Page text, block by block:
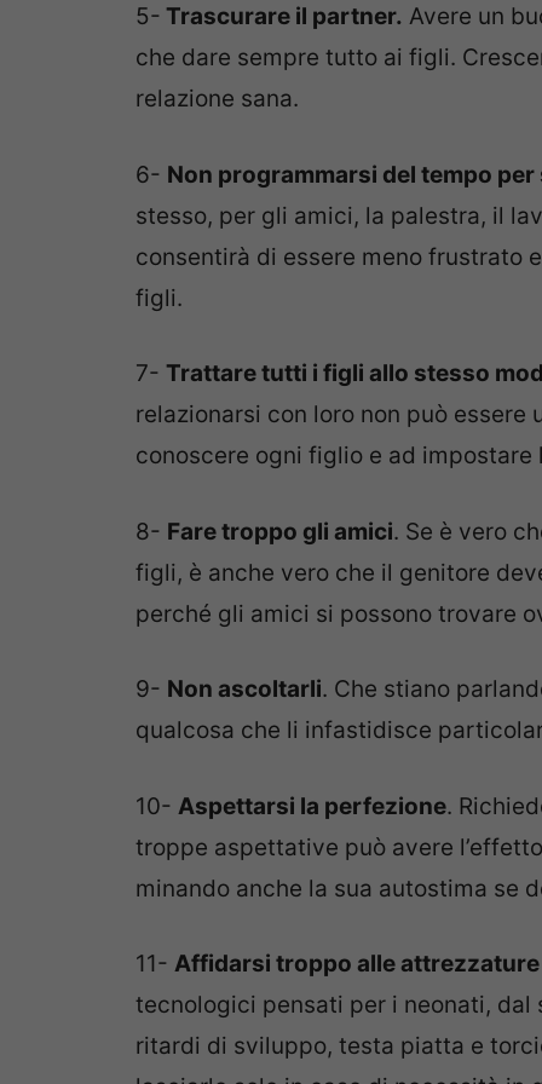
5- Trascurare il partner. Avere un
che dare sempre tutto ai figli.
relazione sana.
6- Non programmarsi del tempo per
stesso, per gli amici, la palestra, il
consentirà di essere meno frustrato
figli.
7- Trattare tutti i figli allo stesso
relazionarsi con loro non può essere
conoscere ogni figlio e ad
8- Fare troppo gli amici. Se è vero
figli, è anche vero che il genitore
perché gli amici si possono trovare
9- Non ascoltarli. Che stiano
qualcosa che li infastidisce
10- Aspettarsi la perfezione.
troppe aspettative può avere
minando anche la sua autostima se
11- Affidarsi troppo alle
tecnologici pensati per i neonati, dal
ritardi di sviluppo, testa piatta e